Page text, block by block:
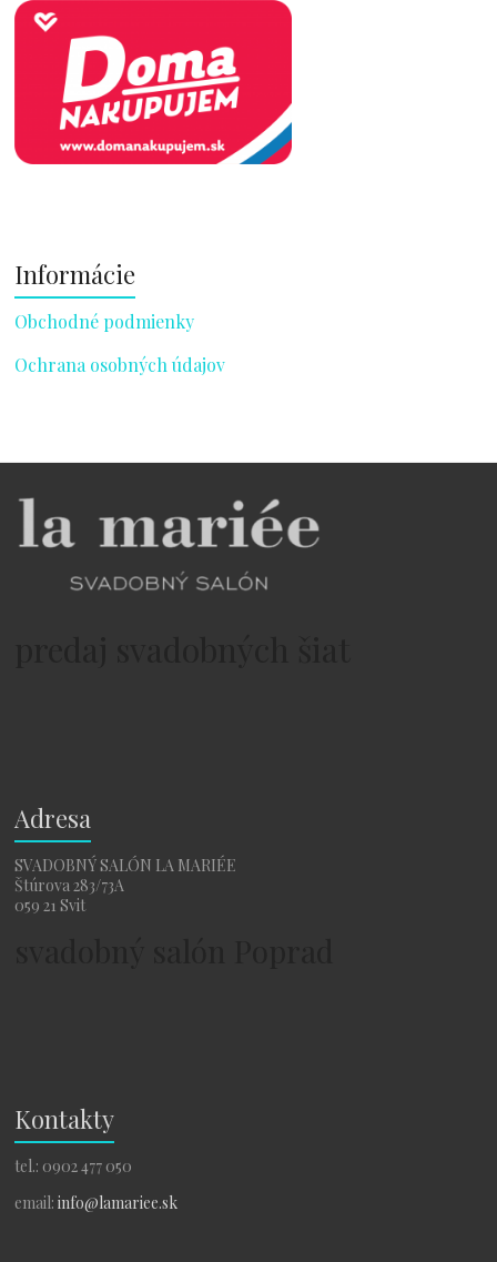
Informácie
Obchodné podmienky
Ochrana osobných údajov
Adresa
SVADOBNÝ SALÓN LA MARIÉE
Štúrova 283/73A
059 21 Svit
Kontakty
tel.: 0902 477 050
email:info@lamariee.sk